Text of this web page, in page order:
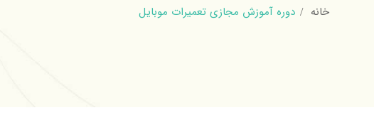
خانه دوره آموزش مجازی تعمیرات موبایل